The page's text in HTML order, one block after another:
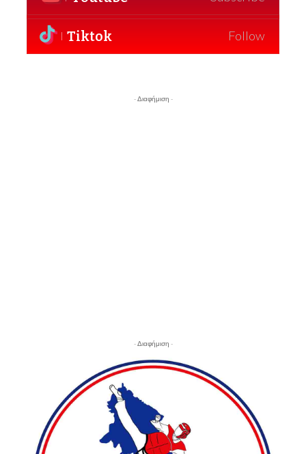
Tiktok Follow
- Διαφήμιση -
- Διαφήμιση -